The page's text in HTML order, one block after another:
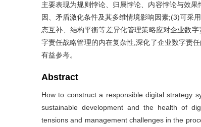
主要表现为规则悖论、归属悖论、内容悖论与效
因、矛盾激化条件及其多维情境影响因素;(3)可采
态互补、结构平衡等差异化管理策略应对企业数
字责任战略管理的内在复杂性,深化了企业数字责
有益参考。
Abstract
How to construct a responsible digital strategy
sustainable development and the health of
tensions and management challenges in the